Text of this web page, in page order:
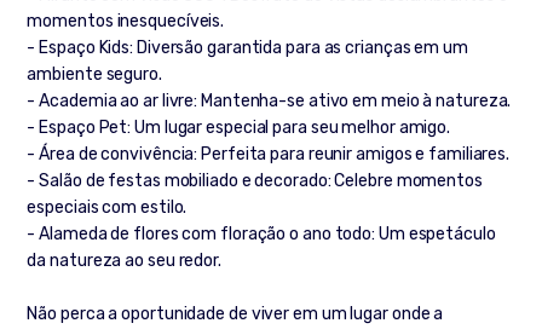
momentos inesquecíveis.
- Espaço Kids: Diversão garantida para as crianças em um
ambiente seguro.
- Academia ao ar livre: Mantenha-se ativo em meio à natureza.
- Espaço Pet: Um lugar especial para seu melhor amigo.
- Área de convivência: Perfeita para reunir amigos e familiares.
- Salão de festas mobiliado e decorado: Celebre momentos
especiais com estilo.
- Alameda de flores com floração o ano todo: Um espetáculo
da natureza ao seu redor.
Não perca a oportunidade de viver em um lugar onde a